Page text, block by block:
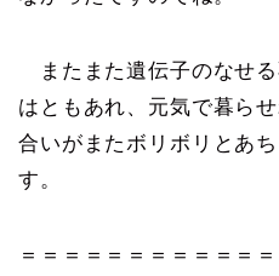
またまた遺伝子のなせ
はともあれ、元気で暮ら
合いがまたボリボリとあ
す。
＝＝＝＝＝＝＝＝＝＝＝